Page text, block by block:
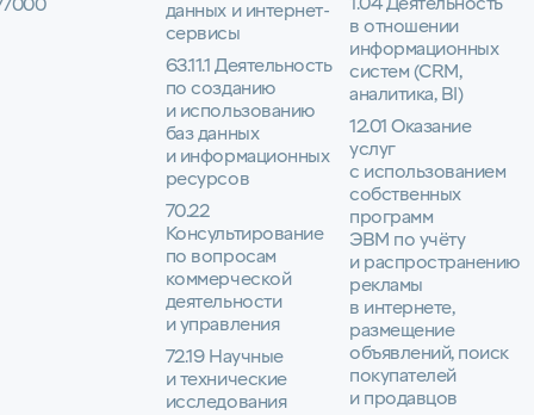
данных и интернет-
сервисы
63.11.1 Деятельность
по созданию
и использованию
баз данных
и информационных
ресурсов
70.22
Консультирование
по вопросам
коммерческой
деятельности
и управления
72.19 Научные
и технические
исследования
в отношении
информационных
систем (CRM,
аналитика, BI)
12.01 Оказание
услуг
с использованием
собственных
программ
ЭВМ по учёту
и распространению
рекламы
в интернете,
размещение
объявлений, поиск
покупателей
и продавцов